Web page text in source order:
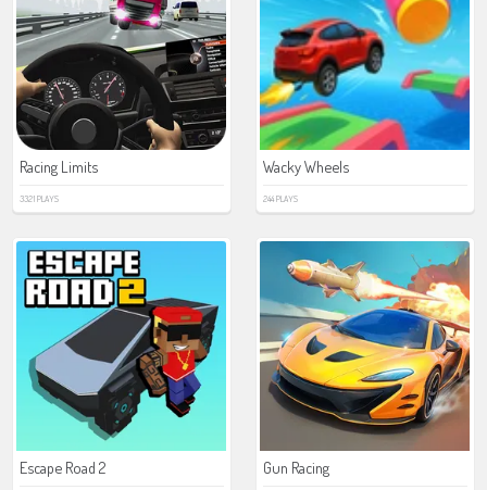
Racing Limits
3321 PLAYS
Wacky Wheels
244 PLAYS
Escape Road 2 Gun Racing